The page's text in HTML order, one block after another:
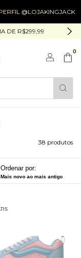
@LOJAKINGJACK
DE R$299,99
0
38 produtos
Ordenar por:
Mais novo ao mais antigo